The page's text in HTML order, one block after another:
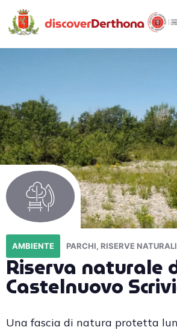
AMBIENTE PARCHI, RISERVE
Riserva naturale
Castelnuovo
Una fascia di natura protetta